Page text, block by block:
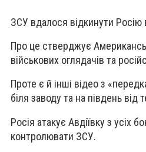
ЗСУ вдалося відкинути Росію
Про це стверджує
військових оглядачів та
Проте є й інші відео з
біля заводу та на південь від
Росія атакує Авдіївку з усіх
контролювати ЗСУ.